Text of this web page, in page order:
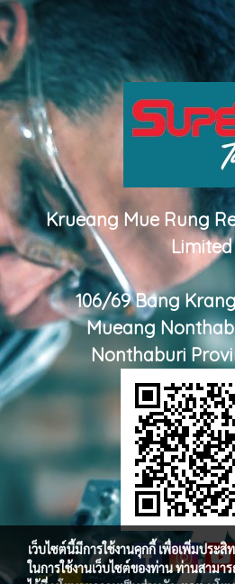
Krueang Mue Rung
Limited
106/69 Bang
Mueang
Nonthaburi
เว็บไซต์นี้มีการใช้งานคุกกี้ เพื่อเพิ่มประ
ในการใช้งานเว็บไซต์ของท่าน ท่านสามา